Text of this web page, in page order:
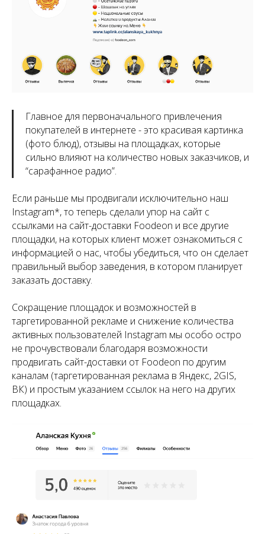
Главное для первоначального привлечения
покупателей в интернете - это красивая картинка
(фото блюд), отзывы на площадках, которые
сильно влияют на количество новых заказчиков, и
“сарафанное радио”.
Если раньше мы продвигали исключительно наш
Instagram*, то теперь сделали упор на сайт с
ссылками на сайт-доставки Foodeon и все другие
площадки, на которых клиент может ознакомиться с
информацией о нас, чтобы убедиться, что он сделает
правильный выбор заведения, в котором планирует
заказать доставку.
Сокращение площадок и возможностей в
таргетированной рекламе и снижение количества
активных пользователей Instagram мы особо остро
не прочувствовали благодаря возможности
продвигать сайт-доставки от Foodeon по другим
каналам (таргетированная реклама в Яндекс, 2GIS,
ВК) и простым указанием ссылок на него на других
площадках.